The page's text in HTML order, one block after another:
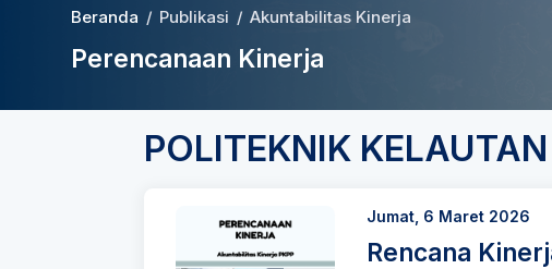
Beranda / Publikasi / Akuntabilitas Kinerja
Perencanaan Kinerja
POLITEKNIK
Jumat, 6 Maret 2026
Rencana